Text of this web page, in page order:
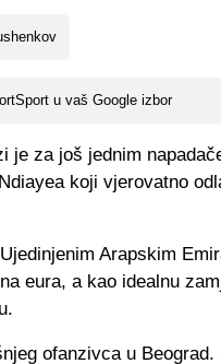
u vaš Google izbor
je za još jednim
koji vjerovatno
Arapskim
eura, a kao idealnu
ofanzivca u Beograd.